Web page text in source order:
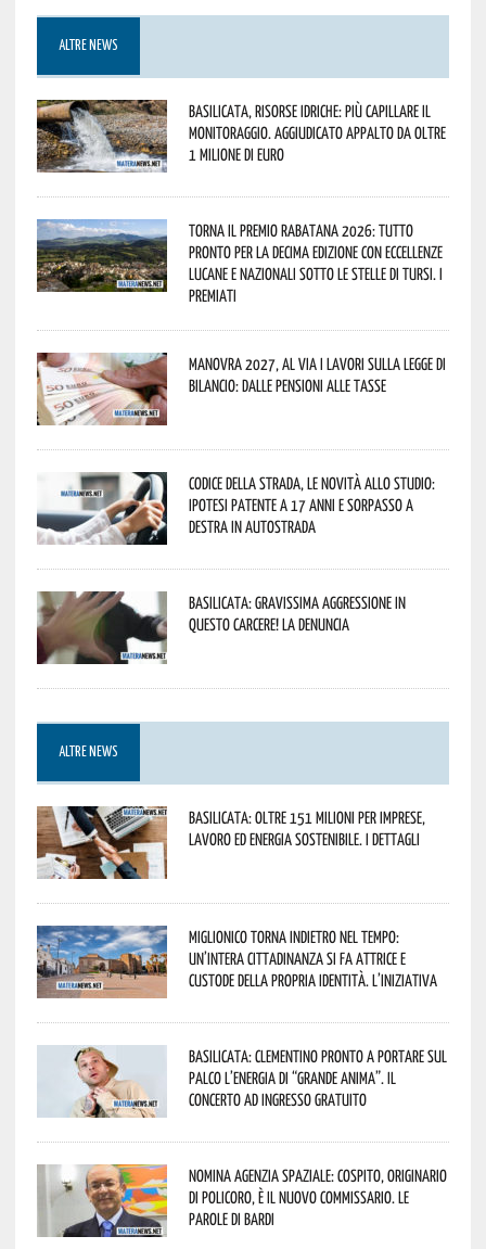
ALTRE NEWS
Basilicata, Risorse idriche: più capillare il
monitoraggio. Aggiudicato appalto da oltre
1 milione di euro
Torna il Premio Rabatana 2026: tutto
pronto per la decima edizione con eccellenze
lucane e nazionali sotto le stelle di Tursi. I
premiati
Manovra 2027, al via i lavori sulla Legge di
Bilancio: dalle pensioni alle tasse
Codice della strada, le novità allo studio:
ipotesi patente a 17 anni e sorpasso a
destra in autostrada
Basilicata: gravissima aggressione in
questo Carcere! La denuncia
ALTRE NEWS
Basilicata: oltre 151 milioni per imprese,
lavoro ed energia sostenibile. I dettagli
Miglionico torna indietro nel tempo:
un’intera cittadinanza si fa attrice e
custode della propria identità. L’iniziativa
Basilicata: Clementino pronto a portare sul
palco l’energia di “Grande Anima”. Il
concerto ad ingresso gratuito
Nomina Agenzia Spaziale: Cospito, originario
di Policoro, è il nuovo commissario. Le
parole di Bardi